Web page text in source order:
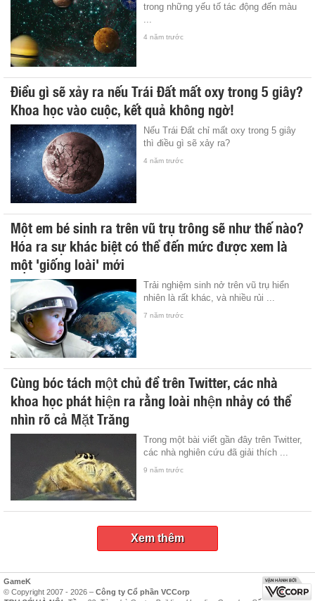
trong những yếu tố tác động đến màu
4 năm trước
Điều gì sẽ xảy ra nếu Trái Đất mất oxy trong 5 giây?
Khoa học vào cuộc, kết quả không ngờ!
Nếu Trái Đất chỉ mất oxy trong 5 giây
thì điều gì sẽ xảy ra?
4 năm trước
Một em bé sinh ra trên vũ trụ trông sẽ như thế nào?
Hóa ra sự khác biệt có thể đến mức được xem là
một 'giống loài' mới
Trải nghiệm sinh nở trên vũ trụ hiển
nhiên là rất khác, và nhiều rủi ...
7 năm trước
Cùng bóc tách một chủ đề trên Twitter, các nhà
khoa học phát hiện ra rằng loài nhện nhảy có thể
nhìn rõ cả Mặt Trăng
Trong một bài viết gần đây trên Twitter,
các nhà nghiên cứu đã giải thích ...
9 năm trước
Xem thêm
GameK
© Copyright 2007 - 2026 – Công ty Cổ phần VCCorp